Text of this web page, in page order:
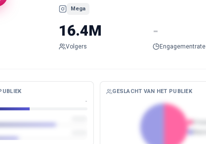
Mega
16.4M
Volgers
-
Engagementrate
-
GESLACHT VAN HET PUBLIEK